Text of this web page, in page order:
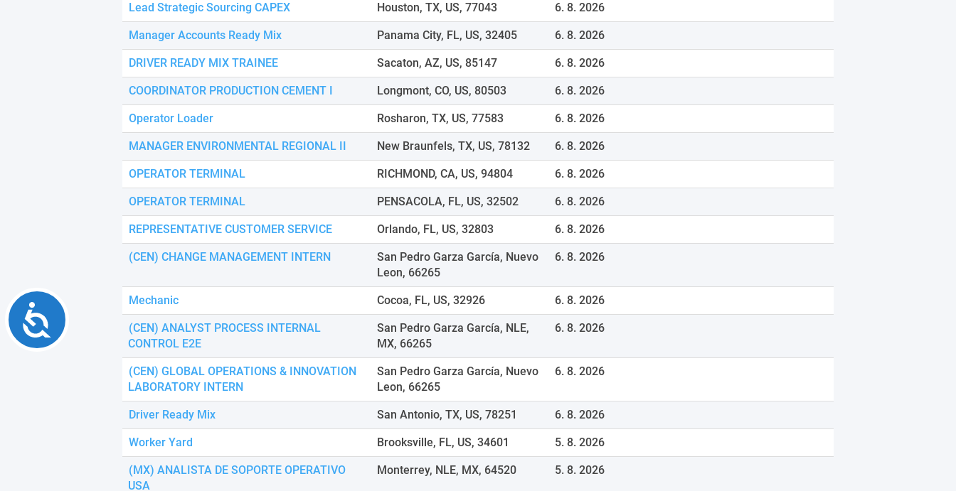
Accessibility
Lead Strategic Sourcing CAPEX Houston, TX, US, 77043 6. 8. 2026
Manager Accounts Ready Mix Panama City, FL, US, 32405 6. 8. 2026
DRIVER READY MIX TRAINEE Sacaton, AZ, US, 85147 6. 8. 2026
COORDINATOR PRODUCTION CEMENT I Longmont, CO, US, 80503 6. 8. 2026
Operator Loader Rosharon, TX, US, 77583 6. 8. 2026
MANAGER ENVIRONMENTAL REGIONAL II New Braunfels, TX, US, 78132 6. 8. 2026
OPERATOR TERMINAL RICHMOND, CA, US, 94804 6. 8. 2026
OPERATOR TERMINAL PENSACOLA, FL, US, 32502 6. 8. 2026
REPRESENTATIVE CUSTOMER SERVICE Orlando, FL, US, 32803 6. 8. 2026
(CEN) CHANGE MANAGEMENT INTERN
San Pedro Garza García, Nuevo
Leon, 66265
6. 8. 2026
Mechanic Cocoa, FL, US, 32926 6. 8. 2026
(CEN) ANALYST PROCESS INTERNAL
CONTROL E2E
San Pedro Garza García, NLE,
MX, 66265
6. 8. 2026
(CEN) GLOBAL OPERATIONS & INNOVATION
LABORATORY INTERN
San Pedro Garza García, Nuevo
Leon, 66265
6. 8. 2026
Driver Ready Mix San Antonio, TX, US, 78251 6. 8. 2026
Worker Yard Brooksville, FL, US, 34601 5. 8. 2026
(MX) ANALISTA DE SOPORTE OPERATIVO
USA
Monterrey, NLE, MX, 64520 5. 8. 2026